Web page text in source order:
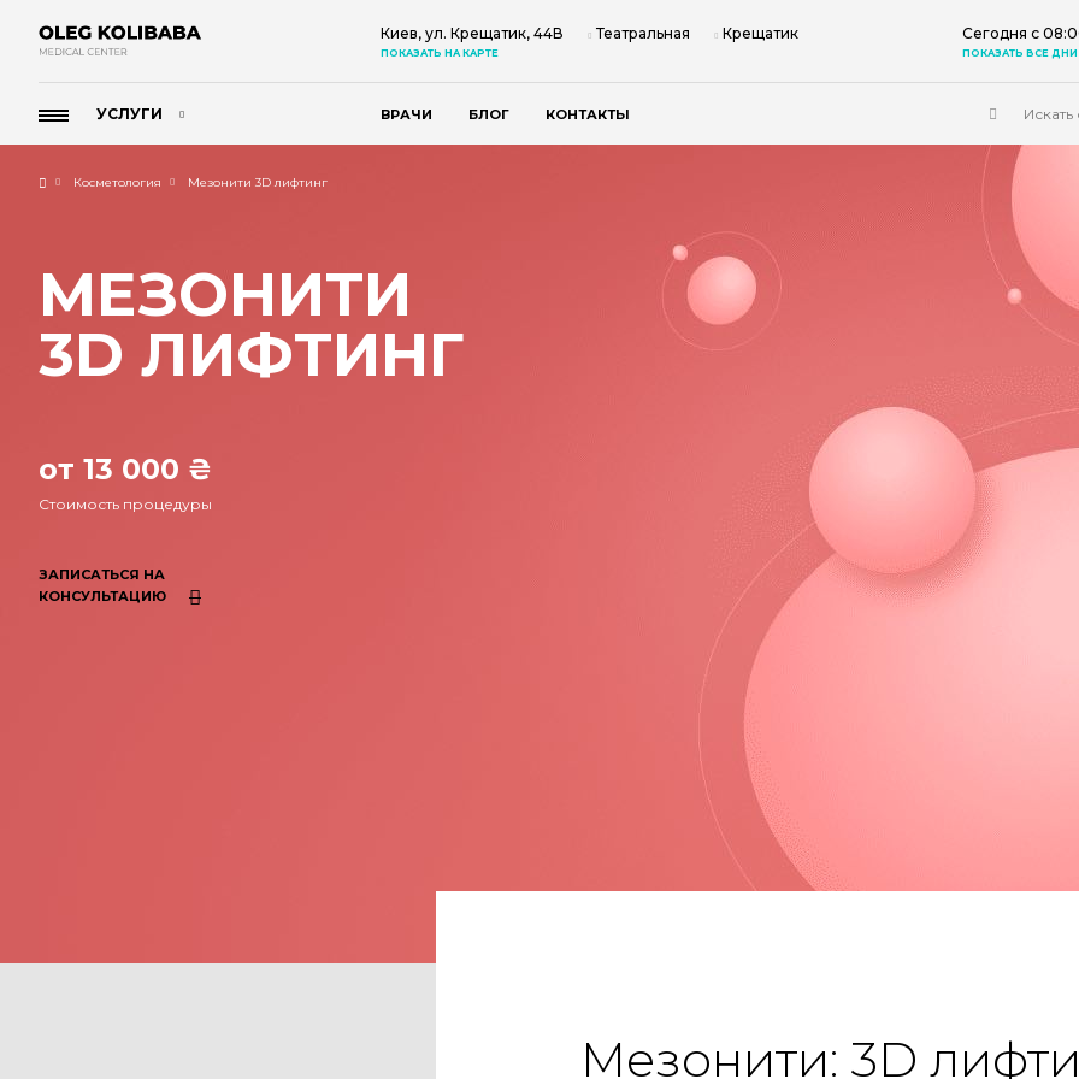
Киев, ул. Крещатик, 44В
ПОКАЗАТЬ НА КАРТЕ
Театральная Крещатик Сегодня с
ПОКАЗАТЬ ВСЕ ДНИ
УСЛУГИ ВРАЧИ БЛОГ КОНТАКТЫ
Косметология Мезонити 3D лифтинг
МЕЗОНИТИ
3D ЛИФТИНГ
от 13 000 ₴
Стоимость процедуры
ЗАПИСАТЬСЯ НА
КОНСУЛЬТАЦИЮ
Мезонити: 3D